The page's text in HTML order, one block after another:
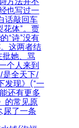
也写过一
话敲回车
花体”。贾
“诗”没有
这两者结
批她、骂
个人来到
是全天下/
发现》(“一
还有更多
的常见原
尿了一条